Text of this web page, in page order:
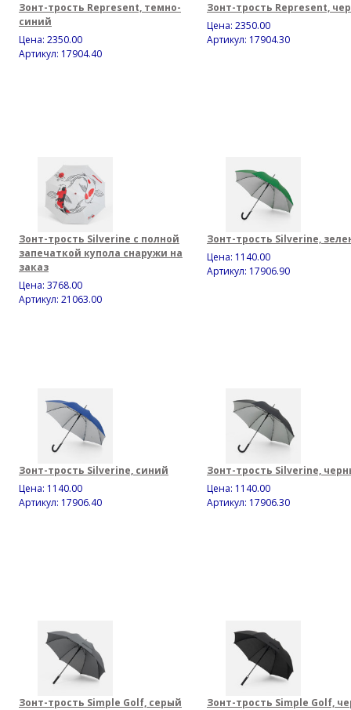
Зонт-трость Represent, темно-
синий
Цена: 2350.00
Артикул: 17904.40
Зонт-трость Represent,
Цена: 2350.00
Артикул: 17904.30
Зонт-трость Silverine с полной
запечаткой купола снаружи на
заказ
Цена: 3768.00
Артикул: 21063.00
Зонт-трость Silverine,
Цена: 1140.00
Артикул: 17906.90
Зонт-трость Silverine, синий
Цена: 1140.00
Артикул: 17906.40
Зонт-трость Silverine,
Цена: 1140.00
Артикул: 17906.30
Зонт-трость Simple Golf, серый
Зонт-трость Simple Golf,